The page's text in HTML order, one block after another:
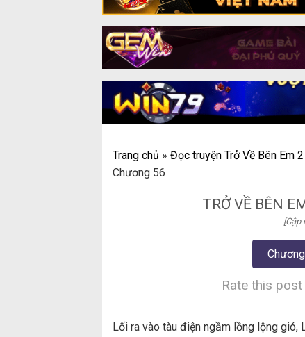
Trang chủ » Đọc truyện Trở Về Bên Em
Chương 56
TRỞ VỀ BÊN
[Cập
Rate this post
Lối ra vào tàu điện ngầm lồng lộng gió,